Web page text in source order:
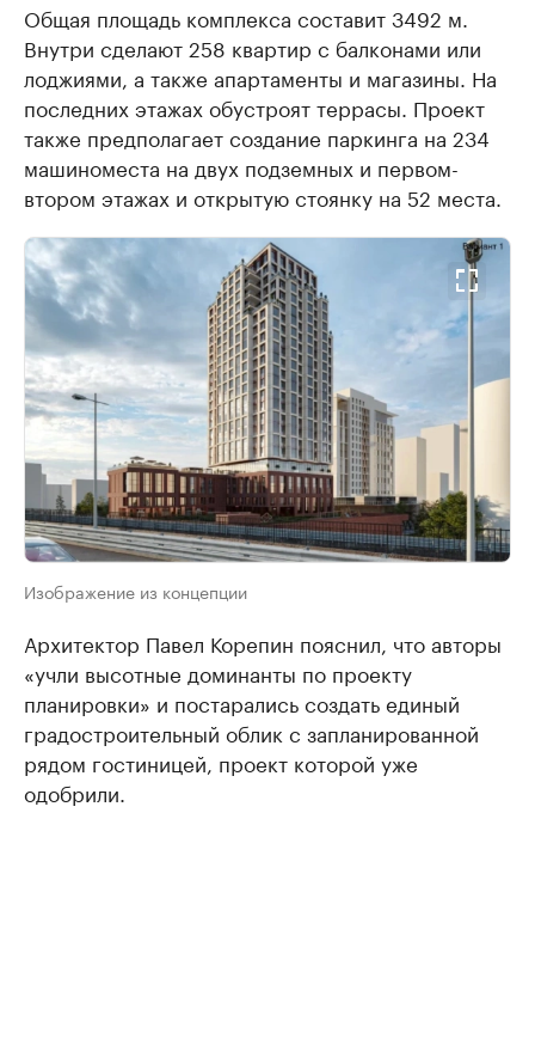
Общая площадь комплекса составит 3492 м.
Внутри сделают 258 квартир с балконами или
лоджиями, а также апартаменты и магазины. На
последних этажах обустроят террасы. Проект
также предполагает создание паркинга на 234
машиноместа на двух подземных и первом-
втором этажах и открытую стоянку на 52 места.
Изображение из концепции
Архитектор Павел Корепин пояснил, что авторы
«учли высотные доминанты по проекту
планировки» и постарались создать единый
градостроительный облик с запланированной
рядом гостиницей, проект которой уже
одобрили.